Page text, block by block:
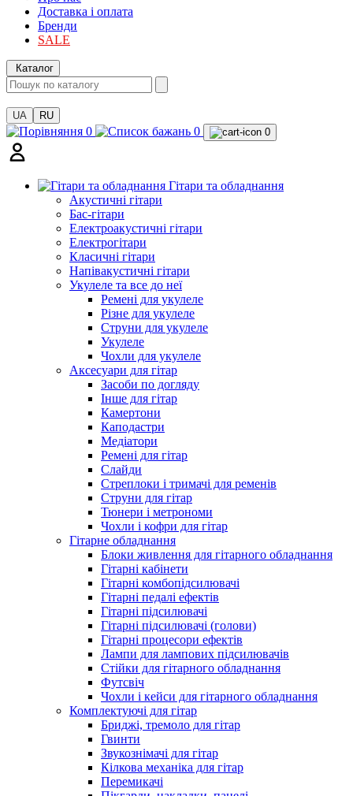
Доставка і оплата
Бренди
SALE
Каталог
UA RU
0 0 0
Гітари та обладнання
Акустичні гітари
Бас-гітари
Електроакустичні гітари
Електрогітари
Класичні гітари
Напівакустичні гітари
Укулеле та все до неї
Ремені для укулеле
Різне для укулеле
Струни для укулеле
Укулеле
Чохли для укулеле
Аксесуари для гітар
Засоби по догляду
Інше для гітар
Камертони
Каподастри
Медіатори
Ремені для гітар
Слайди
Стреплоки і тримачі для ременів
Струни для гітар
Тюнери і метрономи
Чохли і кофри для гітар
Гітарне обладнання
Блоки живлення для гітарного обладнання
Гітарні кабінети
Гітарні комбопідсилювачі
Гітарні педалі ефектів
Гітарні підсилювачі
Гітарні підсилювачі (голови)
Гітарні процесори ефектів
Лампи для лампових підсилювачів
Стійки для гітарного обладнання
Футсвіч
Чохли і кейси для гітарного обладнання
Комплектуючі для гітар
Бриджі, тремоло для гітар
Гвинти
Звукознімачі для гітар
Кілкова механіка для гітар
Перемикачі